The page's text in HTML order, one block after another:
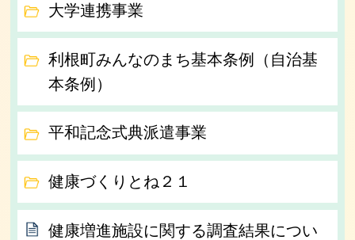
大学連携事業
利根町みんなのまち基本条例（自治基
本条例）
平和記念式典派遣事業
健康づくりとね２１
健康増進施設に関する調査結果につい